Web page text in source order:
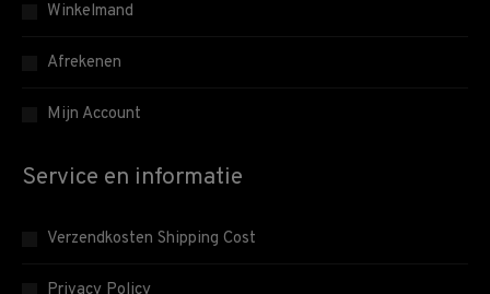
Winkelmand
Afrekenen
Mijn Account
Service en informatie
Verzendkosten Shipping Cost